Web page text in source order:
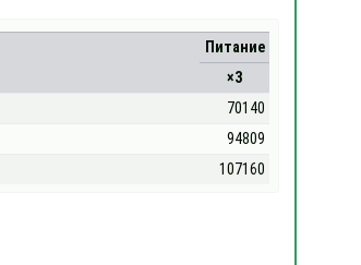
Питание
×3
70140
94809
107160